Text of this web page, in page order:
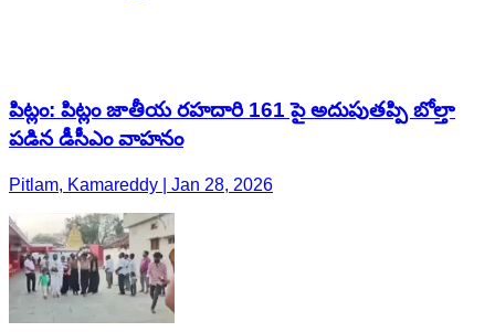
పిట్లం: పిట్లం జాతీయ రహదారి 161 పై అదుపుతప్పి బోల్తా
పడిన డీసీఎం వాహనం
Pitlam, Kamareddy | Jan 28, 2026